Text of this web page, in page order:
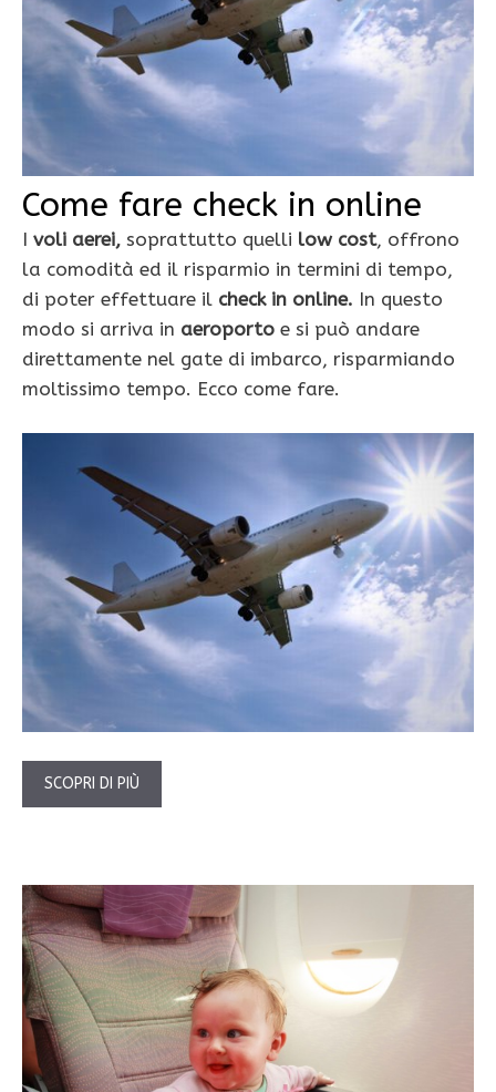
Come fare check in online
I voli aerei, soprattutto quelli low cost, offrono
la comodità ed il risparmio in termini di tempo,
di poter effettuare il check in online. In questo
modo si arriva in aeroporto e si può andare
direttamente nel gate di imbarco, risparmiando
moltissimo tempo. Ecco come fare.
SCOPRI DI PIÙ